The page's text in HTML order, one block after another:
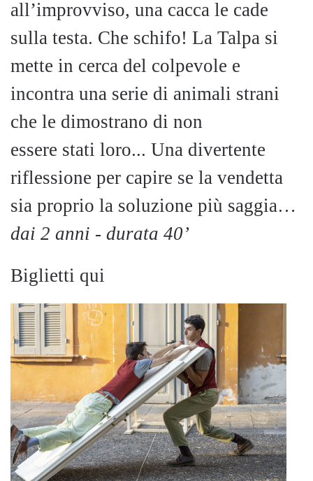
all’improvviso, una cacca le cade
sulla testa. Che schifo! La Talpa si
mette in cerca del colpevole e
incontra una serie di animali strani
che le dimostrano di non
essere stati loro... Una divertente
riflessione per capire se la vendetta
sia proprio la soluzione più saggia…
dai 2 anni - durata 40’
Biglietti qui